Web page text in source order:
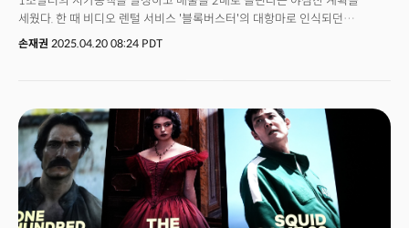
세웠다. 한 때 비디오 렌털 서비스 '블록버스터'의 대항마로 인식되던
스타트업이 이제는 세계에서 가장 큰 TV 네트워크가 되겠다는 비전을
33억4700만달러(약 4조7524억원)을 기록했다고 밝혔다. 넷플릭스는
호실적에 힘입어 이날 주가도 1.19% 오른 973달러에 마감됐다.넷플릭스의
주가는 트럼프발 관세 전쟁 발발로 '경기 침체' 위기에 출렁이고 있지만
독주하고 있다. 올해 무역전쟁 영향으로 나스닥 시장이 16% 하락할 동안
넷플릭스 주가는 9% 올랐다. 구독료 기반의 안정적 수익구조 때문에
'경기방어주'로 인식되고 있기 때문이다. 경기가 침체되면 외식이나 여행보다
집에 머무는 시간이 길어지고 기분 전환하고자 하는 요구가 커지는데 이를
손재권 2025.04.20 08:24 PDT